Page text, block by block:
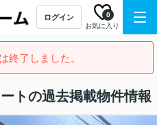
ログイン
お気に入り
0
終了しました。
トの過去掲載物件情報